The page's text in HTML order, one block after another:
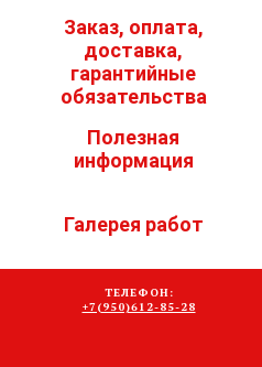
Заказ, оплата,
доставка,
гарантийные
обязательства
Полезная
информация
Галерея работ
ТЕЛЕФОН:
+7(950)612-85-28